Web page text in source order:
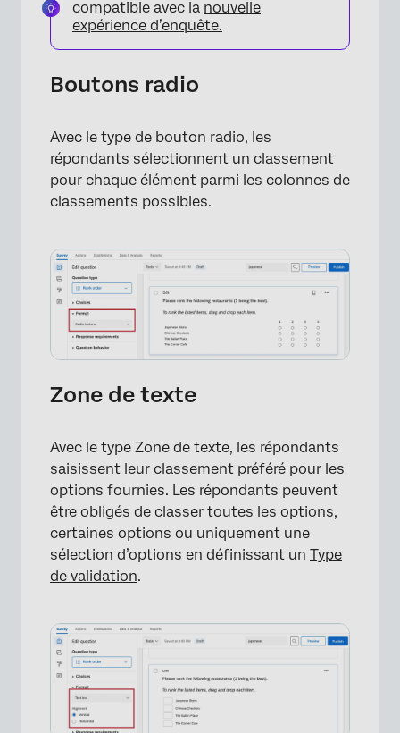
compatible avec la nouvelle
expérience d’enquête.
Boutons radio
Avec le type de bouton radio, les
répondants sélectionnent un classement
pour chaque élément parmi les colonnes de
classements possibles.
Zone de texte
Avec le type Zone de texte, les répondants
saisissent leur classement préféré pour les
options fournies. Les répondants peuvent
être obligés de classer toutes les options,
certaines options ou uniquement une
sélection d’options en définissant un Type
de validation.